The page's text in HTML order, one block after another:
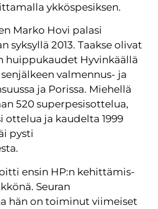
ykköspesiksen.
Marko Hovi palasi
syksyllä 2013. Taakse olivat
huippukaudet Hyvinkäällä
valmennus- ja
ja Porissa. Miehellä
520 superpesisottelua,
ottelua ja kaudelta 1999
pysti
ensin HP:n kehittämis-
Seuran
hän on toiminut viimeiset